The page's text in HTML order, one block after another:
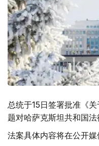
总统于15日签署批准《
题对哈萨克斯坦共和国法
法案具体内容将在公开媒